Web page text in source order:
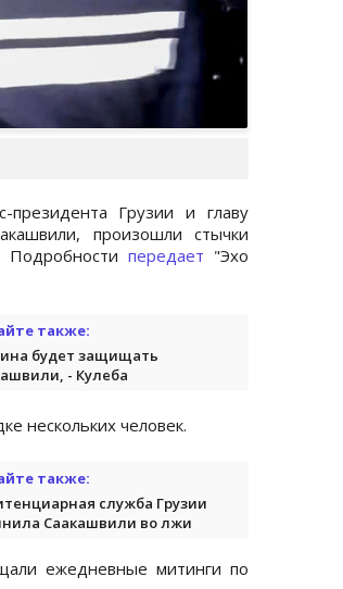
Грузии и главу
произошли стычки
Подробности передает "Эхо
также:
будет защищать
- Кулеба
нескольких человек.
также:
служба Грузии
Саакашвили во лжи
ежедневные митинги по